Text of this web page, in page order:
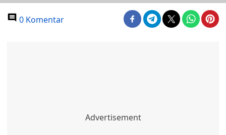
0 Komentar